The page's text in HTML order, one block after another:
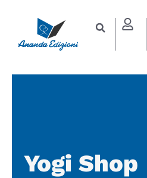
Yogi Shop